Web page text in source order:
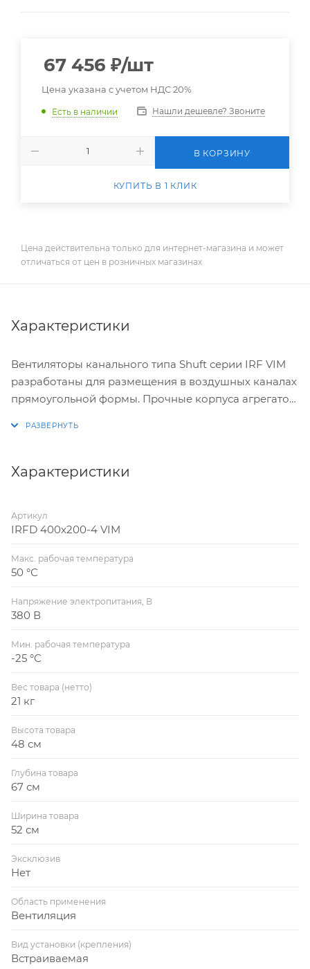
67 456 ₽/шт
Цена указана с учетом НДС 20%
Есть в наличии Нашли дешевле? Звоните
В КОРЗИНУ
КУПИТЬ В 1 КЛИК
Цена действительна только для интернет-магазина и может
отличаться от цен в розничных магазинах
Характеристики
Вентиляторы канального типа Shuft серии IRF VIM
разработаны для размещения в воздушных каналах
прямоугольной формы. Прочные корпуса агрегатов
минватой. Все модели из представленной серии
Характеристики
Артикул
IRFD 400х200-4 VIM
Макс. рабочая температура
50 °С
Напряжение электропитания, В
380 В
Мин. рабочая температура
-25 °С
Вес товара (нетто)
21 кг
Высота товара
48 см
Глубина товара
67 см
Ширина товара
52 см
Эксклюзив
Нет
Область применения
Вентиляция
Вид установки (крепления)
Встраиваемая